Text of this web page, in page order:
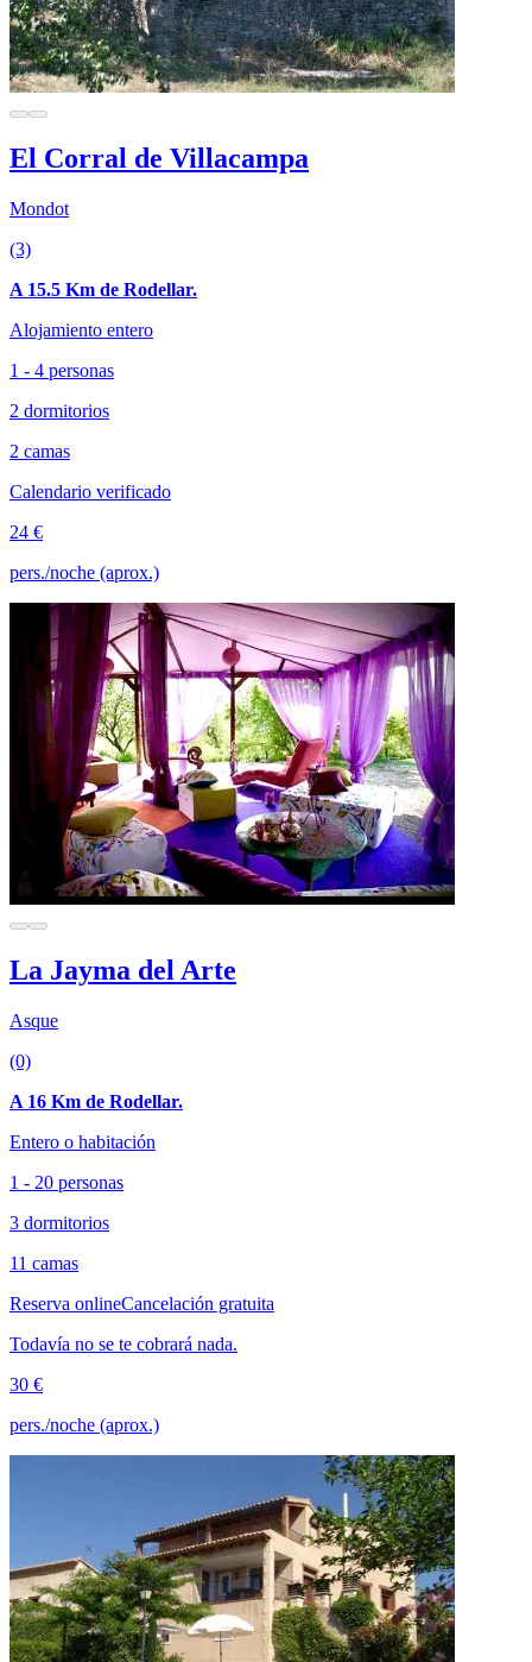
El Corral de Villacampa
Mondot
(3)
A 15.5 Km de Rodellar.
Alojamiento entero
1 - 4 personas
2 dormitorios
2 camas
Calendario verificado
24 €
pers./noche (aprox.)
La Jayma del Arte
Asque
(0)
A 16 Km de Rodellar.
Entero o habitación
1 - 20 personas
3 dormitorios
11 camas
Reserva onlineCancelación gratuita
Todavía no se te cobrará nada.
30 €
pers./noche (aprox.)